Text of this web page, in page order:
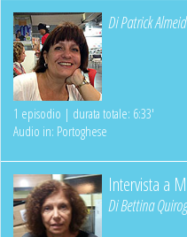
DiPatrick
1 episodio | durata totale: 6:33'
Audio in: Portoghese
Intervista a
DiBettina